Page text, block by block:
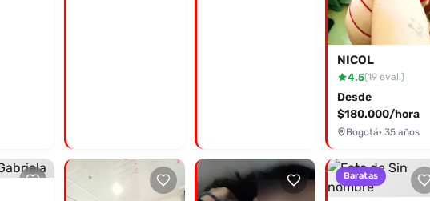
NICOL
4.5(19 eval.)
Desde
$180.000/hora
Bogotá· 35 años
Baratas